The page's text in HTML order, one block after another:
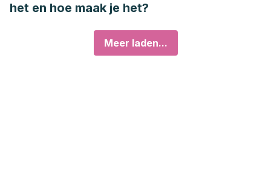
het en hoe maak je het?
Meer laden...